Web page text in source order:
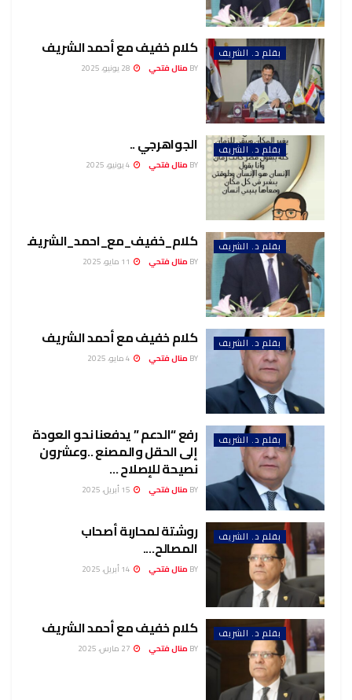
بقلم د. الشريف كلام خفيف مع أحمد الشريف
BY منال فتحي
بقلم د. الشريف الجواهرجي ..
BY منال فتحي
بقلم د. الشريف كلام_خفيف_مع_احمد_الشريف
BY منال فتحي
بقلم د. الشريف كلام خفيف مع أحمد الشريف
BY منال فتحي
بقلم د. الشريف رفع “الدعم ” يدفعنا نحو العودة
إلى الحقل والمصنع ..وعشرون
نصيحة للإصلاح …
BY منال فتحي
بقلم د. الشريف روشتة لمحاربة أصحاب
المصالح….
BY منال فتحي
بقلم د. الشريف كلام خفيف مع أحمد الشريف
BY منال فتحي